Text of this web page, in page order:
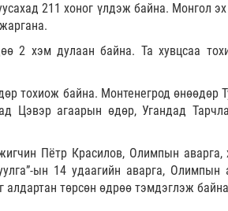
211 хоног үлдэж байна. Монгол
2 хэм дулаан байна. Та хувцсаа
тохиож байна. Монтенегрод өнөөдөр
Цэвэр агаарын өдөр, Угандад
Пётр Красилов, Олимпын аварга,
ын 14 удаагийн аварга, Олимпын
төрсөн өдрөө тэмдэглэж